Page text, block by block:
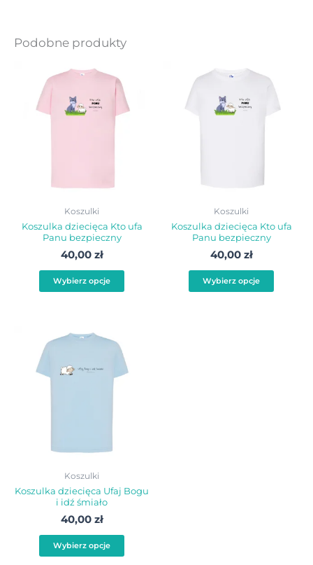
Podobne produkty
Koszulki
Koszulka dziecięca Kto ufa
Panu bezpieczny
40,00 zł
Wybierz opcje
produkt
ma
na
Koszulki
Koszulka dziecięca Kto ufa
Panu bezpieczny
40,00 zł
Wybierz opcje
ma
na
Koszulki
Koszulka dziecięca Ufaj Bogu
i idź śmiało
40,00 zł
Wybierz opcje
produkt
ma
na